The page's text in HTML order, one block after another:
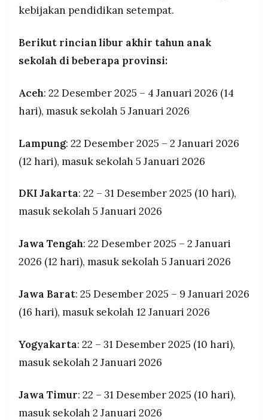
MEDIA
kebijakan pendidikan setempat.
Berikut rincian libur akhir tahun anak
sekolah di beberapa provinsi:
Aceh: 22 Desember 2025 – 4 Januari 2026 (14
hari), masuk sekolah 5 Januari 2026
Lampung: 22 Desember 2025 – 2 Januari 2026
(12 hari), masuk sekolah 5 Januari 2026
DKI Jakarta: 22 – 31 Desember 2025 (10 hari),
masuk sekolah 5 Januari 2026
Jawa Tengah: 22 Desember 2025 – 2 Januari
2026 (12 hari), masuk sekolah 5 Januari 2026
Jawa Barat: 25 Desember 2025 – 9 Januari 2026
(16 hari), masuk sekolah 12 Januari 2026
Yogyakarta: 22 – 31 Desember 2025 (10 hari),
masuk sekolah 2 Januari 2026
Jawa Timur: 22 – 31 Desember 2025 (10 hari),
masuk sekolah 2 Januari 2026